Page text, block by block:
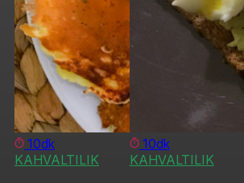
10dk
KAHVALTILIK
10dk
KAHVALTILIK